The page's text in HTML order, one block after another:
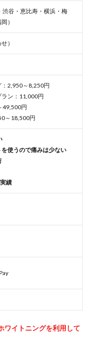
谷・恵比寿・横浜・梅
）
）
2,950～8,250円
ン：11,000円
49,500円
～18,500円
使うので痛みは少ない
績
ワイトニングを利用して